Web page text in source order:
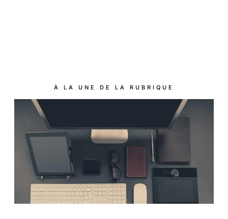
À LA UNE DE LA RUBRIQUE